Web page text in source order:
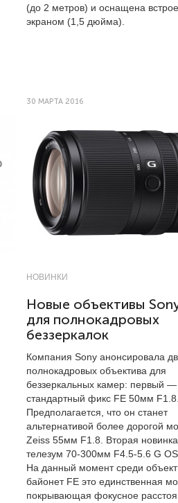
(до 2 метров) и оснащена
экраном (1,5 дюйма).
30 МАРТА 2016
НОВИНКИ
Новые объективы
для полнокадровых
беззеркалок
Компания Sony анонсировала
полнокадровых объектива для
беззеркальных камер: первый —
стандартный фикс FE 50мм
Предполагается, что он станет
альтернативой более дорогой
Zeiss 55мм F1.8. Вторая
телезум 70-300мм F4.5-5.6 G
На данный момент среди
байонет FE это единственная
покрывающая фокусное